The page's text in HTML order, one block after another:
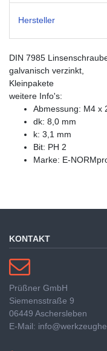
Hersteller
DIN 7985
galvanisch verzinkt,
Kleinpakete
weitere Info's:
Abmessung: M4 x
dk: 8,0 mm
k: 3,1 mm
Bit: PH 2
Marke: E-
KONTAKT
Prüßner GmbH
Siemensstraße 9
06449 Aschersleben
E-Mail: